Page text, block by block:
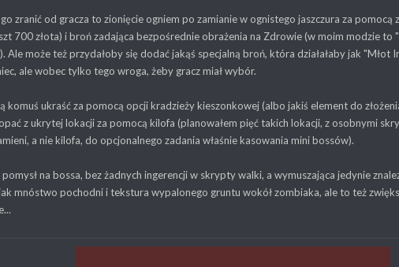
zranić od gracza to zionięcie ogniem po zamianie w ognistego jaszczura za pomocą
700 złota) i broń zadająca bezpośrednie obrażenia na Zdrowie (w moim modzie to
Ale może też przydałoby się dodać jakąś specjalną broń, która działałaby jak "Młot
ale wobec tylko tego wroga, żeby gracz miał wybór.
komuś ukraść za pomocą opcji kradzieży kieszonkowej (albo jakiś element do
z ukrytej lokacji za pomocą kilofa (planowałem pięć takich lokacji, z osobnymi
a nie kilofa, do opcjonalnego zadania właśnie kasowania mini bossów).
na bossa, bez żadnych ingerencji w skrypty walki, a wymuszająca jedynie
mnóstwo pochodni i tekstura wypalonego gruntu wokół zombiaka, ale to też